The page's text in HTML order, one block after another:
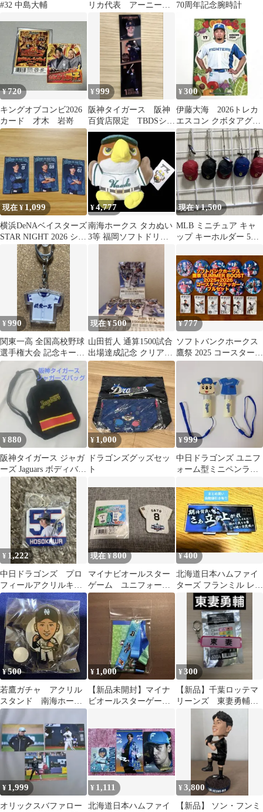
#32 中島大輔
リカ代表 アーニーク
レメント アクリルスタ
ンド
70周年記念腕時計
¥720
キングオブコンビ2026
カード 才木 岩嵜
¥999
阪神タイガース 阪神
百貨店限定 TBDSシー
クレットフォトステッ
カー 森下翔太
¥300
伊藤大海 2026トレカ
エスコン クボタアグリ
カフェ 限定トレカ
現在 ¥1,099
横浜DeNAベイスターズ
STAR NIGHT 2026 シー
ル3枚セット
¥4,777
南海ホークス タカぬい
3等 福岡ソフトドリン
現在 ¥1,500
MLB ミニチュア キャ
ップ キーホルダー 5個
¥990
関東一高 全国高校野球
選手権大会 記念キーホ
ルダー
現在 ¥500
山田哲人 通算1500試合
出場達成記念 クリアフ
ァイル
¥777
ソフトバンクホークス
鷹祭 2025 コースター＆
ステッカー セット
¥880
阪神タイガース ジャガ
ーズ Jaguars ボディバッ
グ ワンショルダー 非売
¥ 1,000
ドラゴンズグッズセッ
ト
¥999
中日ドラゴンズ ユニフ
ォーム型ミニペンライ
¥ 1,222
中日ドラゴンズ プロ
フィールアクリルキー
ホルダー 細川成也投
手
現在 ¥800
マイナビオールスター
ゲーム ユニフォーム
型缶バッジ 佐藤輝明
¥400
北海道日本ハムファイ
ターズ フランミル レイ
エス 応援歌タオルクリ
¥500
若鷹ガチャ アクリル
スタンド 南海ホーク
ス 秋広
¥ 1,000
【新品未開封】マイナ
ビオールスターゲーム
¥300
【新品】千葉ロッテマ
リーンズ 東妻勇輔
アクリルキーホルダ
ー パワプロ
¥ 1,999
オリックスバファロー
¥ 1,111
北海道日本ハムファイ
¥3,800
【新品】 ソン・フンミ